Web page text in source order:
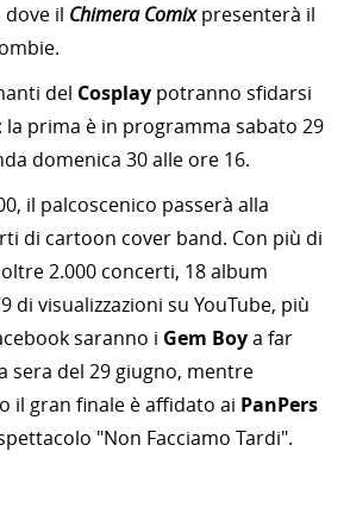
dove il Chimera Comixpresenterà il
del Cosplay potranno sfidarsi
la prima è in programma sabato 29
domenica 30 alle ore 16.
il palcoscenico passerà alla
di cartoon cover band. Con più di
2.000 concerti, 18 album
di visualizzazioni su YouTube, più
saranno i Gem Boya far
sera del 29 giugno, mentre
il gran finale è affidato ai PanPers
"Non Facciamo Tardi".